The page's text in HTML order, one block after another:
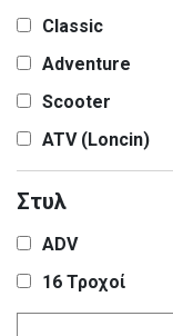
Classic
Adventure
Scooter
ATV (Loncin)
Στυλ
ADV
16 Τροχοί